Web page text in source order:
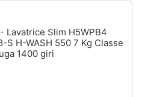
- Lavatrice Slim H5WPB4
S H-WASH 550 7 Kg Classe
1400 giri